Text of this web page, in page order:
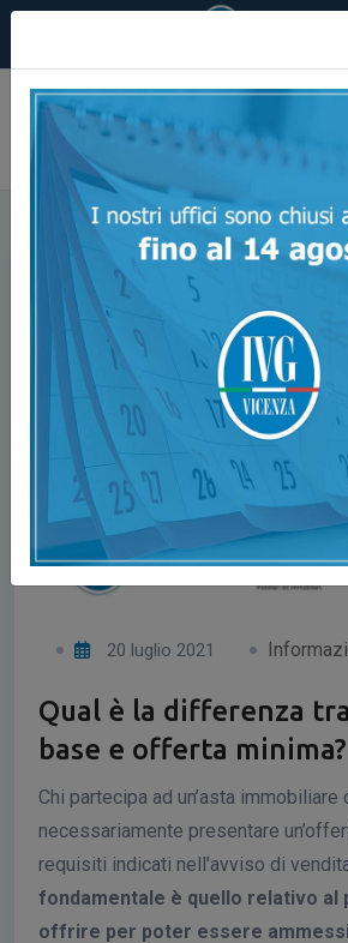
Ivg Vicenza
Qual è la differenza tra prezzo
20 luglio 2021
Qual è la differenza
base e offerta minima?
Chi partecipa ad un’asta immobiliare
necessariamente presentare
requisiti indicati nell'avviso di
fondamentale è quello relativo al
offrire per poter essere